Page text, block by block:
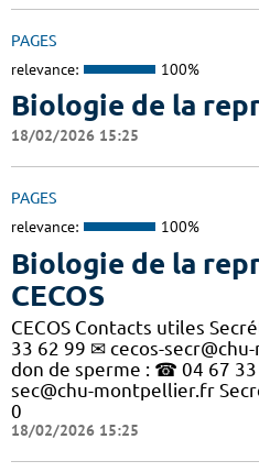
PAGES
relevance: 100%
Biologie de la
18/02/2026 15:25
PAGES
relevance: 100%
Biologie de la
CECOS
CECOS Contacts utiles
33 62 99 ✉ cecos-
don de sperme : ☎ 04 67
sec@chu-montpellier.fr
0
18/02/2026 15:25